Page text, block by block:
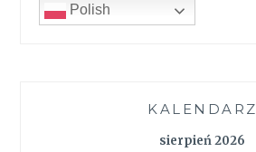
Polish
KALENDARZ
sierpień 2026